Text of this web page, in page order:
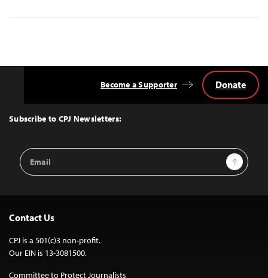
Top
Subscribe to CPJ Newsletters:
Email
Address
Sign Up
Become a Supporter Donate
Contact Us
CPJ is a 501(c)3 non-profit.
Our EIN is 13-3081500.
Committee to Protect Journalists